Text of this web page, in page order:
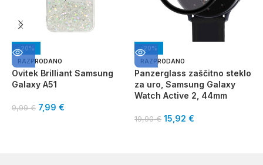
-20%
RAZPRODANO
Ovitek Brilliant Samsung
Galaxy A51
9,99€ 7,99 €
-20%
RAZPRODANO
Panzerglass zaščitno steklo
za uro, Samsung Galaxy
Watch Active 2, 44mm
19,90€ 15,92 €